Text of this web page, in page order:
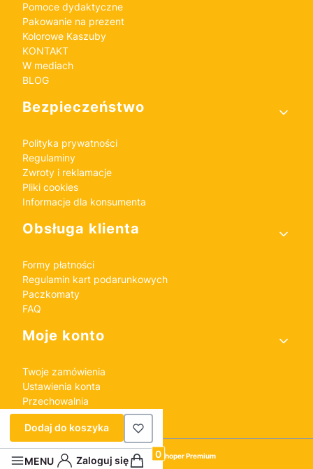
Pomoce dydaktyczne
Pakowanie na prezent
Kolorowe Kaszuby
KONTAKT
W mediach
BLOG
Bezpieczeństwo
Polityka prywatności
Regulaminy
Zwroty i reklamacje
Pliki cookies
Informacje dla konsumenta
Obsługa klienta
Formy płatności
Regulamin kart podarunkowych
Paczkomaty
FAQ
Moje konto
Twoje zamówienia
Ustawienia konta
Przechowalnia
Sklep internetowyShoper Premium
Dodaj do koszyka
MENU Zaloguj sięProdukty w koszyku: 0. Zobacz